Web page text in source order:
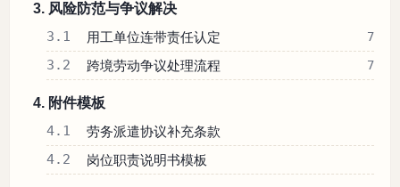
3. 风险防范与争议解决
3.1 用工单位连带责任认定 7
3.2 跨境劳动争议处理流程 7
4. 附件模板
4.1 劳务派遣协议补充条款
4.2 岗位职责说明书模板